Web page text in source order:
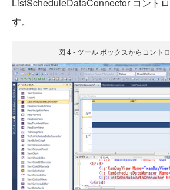
す。
図 4 - ツール ボックスからコント